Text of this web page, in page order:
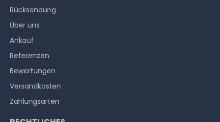
Rücksendung
Über uns
Ankauf
Referenzen
Bewertungen
Versandkosten
Zahlungsarten